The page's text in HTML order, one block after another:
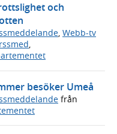
och
, Webb-tv
,
besöker Umeå
från